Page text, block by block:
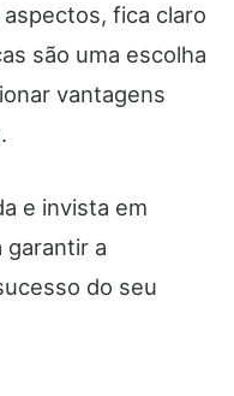
fica claro
são uma escolha
vantagens
e invista em
garantir a
do seu